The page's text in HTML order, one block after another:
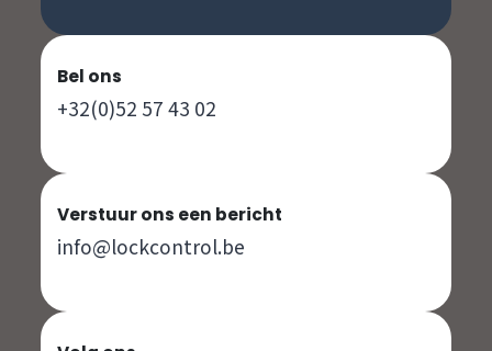
Bel ons
+32(0)52 57 43 02
Verstuur ons een bericht
info@lockcontrol.be